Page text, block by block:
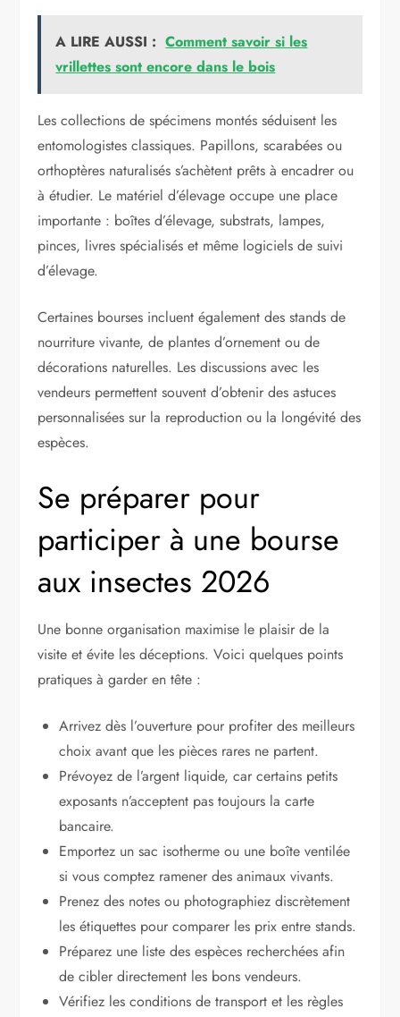
A LIRE AUSSI : Comment savoir si les
vrillettes sont encore dans le bois
Les collections de spécimens montés séduisent les
entomologistes classiques. Papillons, scarabées ou
orthoptères naturalisés s’achètent prêts à encadrer ou
à étudier. Le matériel d’élevage occupe une place
importante : boîtes d’élevage, substrats, lampes,
pinces, livres spécialisés et même logiciels de suivi
d’élevage.
Certaines bourses incluent également des stands de
nourriture vivante, de plantes d’ornement ou de
décorations naturelles. Les discussions avec les
vendeurs permettent souvent d’obtenir des astuces
personnalisées sur la reproduction ou la longévité des
espèces.
Se préparer pour
participer à une bourse
aux insectes 2026
Une bonne organisation maximise le plaisir de la
visite et évite les déceptions. Voici quelques points
pratiques à garder en tête :
Arrivez dès l’ouverture pour profiter des meilleurs
choix avant que les pièces rares ne partent.
Prévoyez de l’argent liquide, car certains petits
exposants n’acceptent pas toujours la carte
bancaire.
Emportez un sac isotherme ou une boîte ventilée
si vous comptez ramener des animaux vivants.
Prenez des notes ou photographiez discrètement
les étiquettes pour comparer les prix entre stands.
Préparez une liste des espèces recherchées afin
de cibler directement les bons vendeurs.
Vérifiez les conditions de transport et les règles